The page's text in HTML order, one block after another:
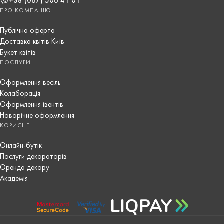
ПРО КОМПАНІЮ
Публічна оферта
Доставка квітів Київ
Букет квітів
ПОСЛУГИ
Оформлення весіль
Колаборація
Оформлення івентів
Новорічне оформлення
КОРИСНЕ
Онлайн-бутік
Послуги декораторів
Оренда декору
Академія